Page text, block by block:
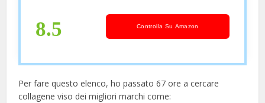
8.5 Controlla Su Amazon
Per fare questo elenco, ho passato 67 ore a cercare
collagene viso dei migliori marchi come: